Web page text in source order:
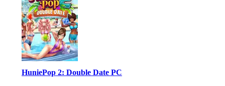
HuniePop 2: Double Date PC